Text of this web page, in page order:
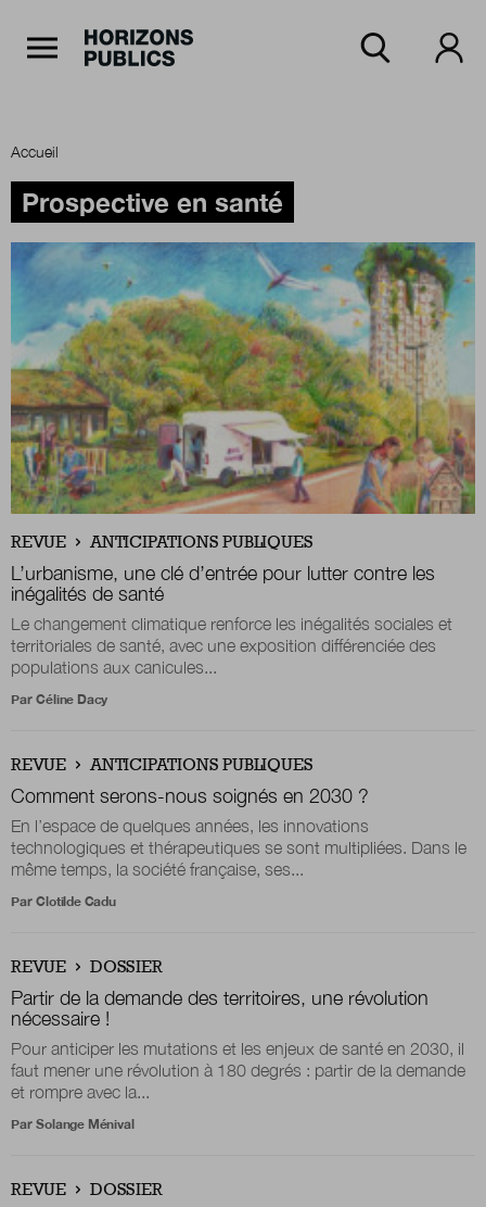
Accueil
Rubriques
Thèmes
Numéros
Boutique
Qui sommes-nous ?
Nous contacter
Newsletter
Renseignez votre email afin de suivre l'actualité
de la transformation publique.
Nous suivre sur Twittersur LinkedIn
sur
Accueil
Prospective en santé
REVUE ANTICIPATIONS PUBLIQUES
L’urbanisme, une clé d’entrée pour lutter contre les
inégalités de santé
Le changement climatique renforce les inégalités sociales et
territoriales de santé, avec une exposition différenciée des
populations aux canicules...
Par Céline Dacy
REVUE ANTICIPATIONS PUBLIQUES
Comment serons-nous soignés en 2030 ?
En l’espace de quelques années, les innovations
technologiques et thérapeutiques se sont multipliées. Dans le
même temps, la société française, ses...
Par Clotilde Cadu
REVUE DOSSIER
Partir de la demande des territoires, une révolution
nécessaire !
Pour anticiper les mutations et les enjeux de santé en 2030, il
faut mener une révolution à 180 degrés : partir de la demande
et rompre avec la...
Par Solange Ménival
REVUE DOSSIER